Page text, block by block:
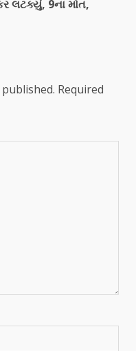
લટક્યું, 9ના મોત,
Required